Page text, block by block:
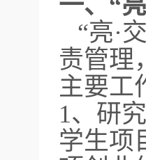
一、“
“亮·
责管理
主要工
1、研
学生项